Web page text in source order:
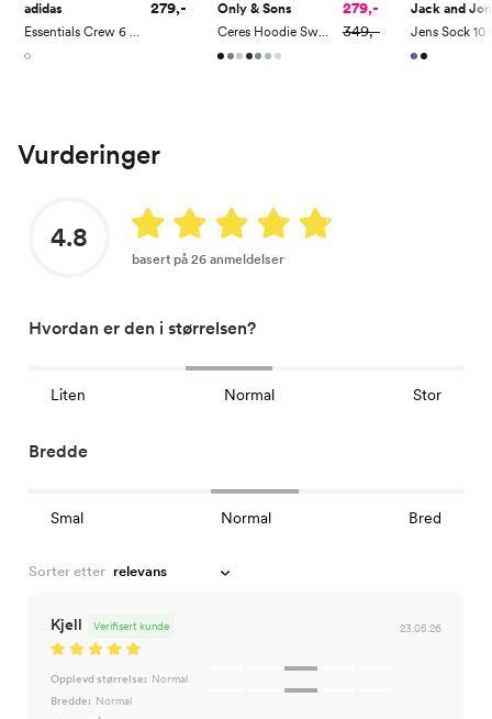
adidas
Essentials Crew 6 Pack
279,-
Only & Sons
Ceres Hoodie Sweat
279,-
349,-
Jack and
Jens Sock 10
Vurderinger
4.8
basert på 26 anmeldelser
Hvordan er den i størrelsen?
Liten Normal Stor
Bredde
Smal Normal Bred
Sorter etter
Kjell 23.05.26
Verifisert kunde
Opplevd størrelse: Normal
Bredde: Normal